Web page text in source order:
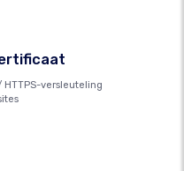
HTTPS-versleuteling